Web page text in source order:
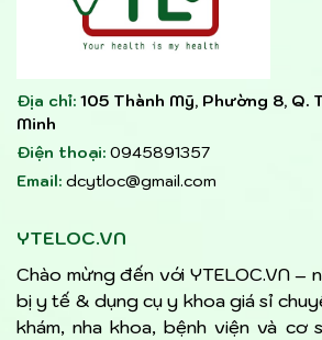
Địa chỉ: 105 Thành Mỹ, Phường 8, Q.
Minh
Điện thoại: 0945891357
Email: dcytloc@gmail.com
YTELOC.VN
Chào mừng đến với YTELOC.VN –
bị y tế & dụng cụ y khoa giá sỉ
khám, nha khoa, bệnh viện và cơ